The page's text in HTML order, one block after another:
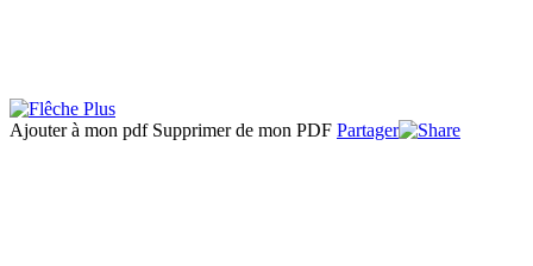
Ajouter à mon pdf Supprimer de mon PDF Partager